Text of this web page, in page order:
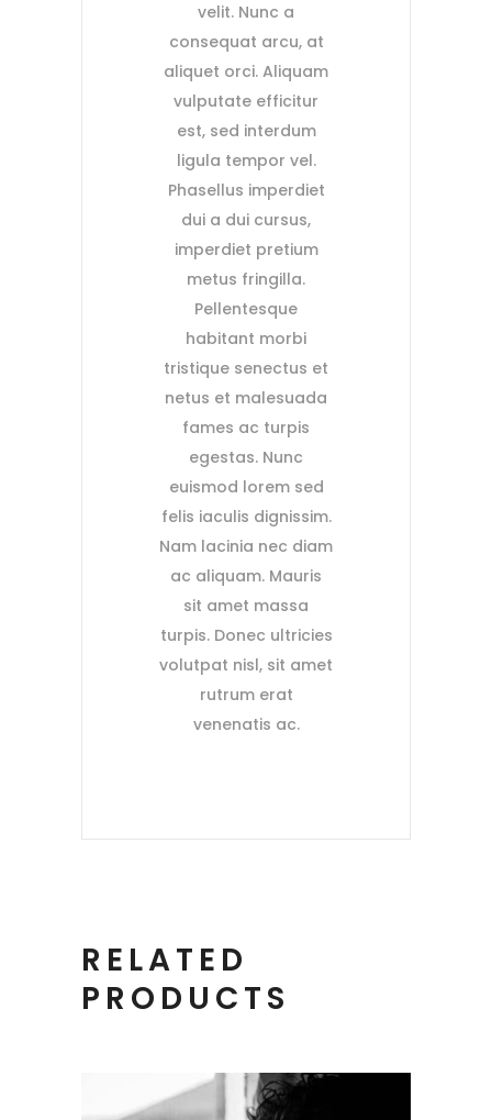
velit. Nunc a
consequat arcu, at
aliquet orci. Aliquam
vulputate efficitur
est, sed interdum
ligula tempor vel.
Phasellus imperdiet
dui a dui cursus,
imperdiet pretium
metus fringilla.
Pellentesque
habitant morbi
tristique senectus et
netus et malesuada
fames ac turpis
egestas. Nunc
euismod lorem sed
felis iaculis dignissim.
Nam lacinia nec diam
ac aliquam. Mauris
sit amet massa
turpis. Donec ultricies
volutpat nisl, sit amet
rutrum erat
venenatis ac.
RELATED
PRODUCTS